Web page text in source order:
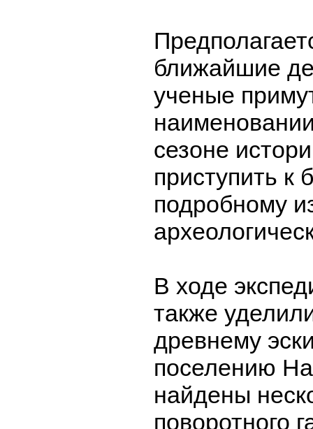
ближайшие
ученые
сезоне
приступить к
подробному
В ходе
также
древнему
поселению
найдены
поворотного